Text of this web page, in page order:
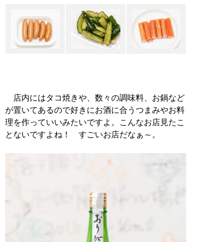
店内にはタコ焼きや、数々の調味料、お鍋など
が置いてあるので好きにお酒に合うつまみやお料
理を作っていいみたいですよ。こんなお店見たこ
とないですよね！ すごいお店だなぁ～。